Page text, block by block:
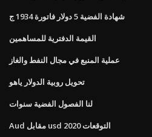
شهادة الفضية 5 دولار فاتورة 1934 ج
القيمة الدفترية للمساهمين
عملية المنبع في مجال النفط والغاز
تحويل روبية الدولار ياهو
لنا الفصول الفضية سنوات
Aud مقابل usd 2020 التوقعات